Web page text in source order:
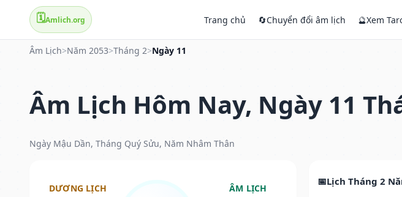
🗓️Amlich.org Trang chủ 🔄Chuyển đổi âm lịch 🔮Xem
Âm Lịch>Năm 2053>Tháng 2>Ngày 11
Âm Lịch Hôm Nay, Ngày 11
Ngày Mậu Dần, Tháng Quý Sửu, Năm Nhâm Thân
DƯƠNG LỊCH ÂM LỊCH
Lịch Tháng 2